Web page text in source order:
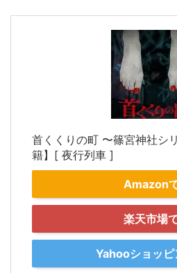
首くくりの町 〜篠宮神社
籍】[ 夜行列車 ]
Amazon
楽天市場
Yahooショッピ